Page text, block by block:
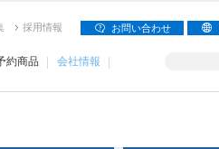
採用情報 お問い合わせ
約商品 会社情報